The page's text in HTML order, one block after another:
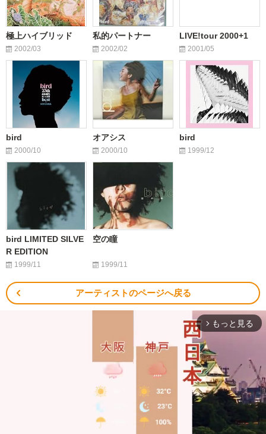
極上ハイブリッド
2002/03
私的パートナー
2002/02
LIVE!tour 2000+1
2001/05
bird
2000/10
オアシス
2000/10
bird
1999/12
bird LIMITED SILVE
R EDITION
1999/11
空の瞳
1999/11
アーティストのページへ戻る
arrow_forward_ios もっと見る